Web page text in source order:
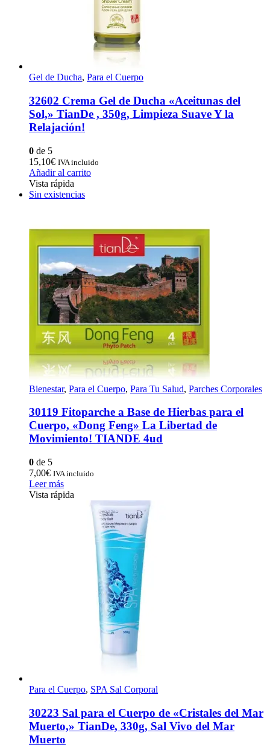
Gel de Ducha, Para el Cuerpo
32602 Crema Gel de Ducha «Aceitunas del
Sol,» TianDe , 350g, Limpieza Suave Y la
Relajación!
0 de 5
15,10€ IVA incluido
Añadir al carrito
Vista rápida
Sin existencias
Bienestar, Para el Cuerpo, Para Tu Salud, Parches Corporales
30119 Fitoparche a Base de Hierbas para el
Cuerpo, «Dong Feng» La Libertad de
Movimiento! TIANDE 4ud
0 de 5
7,00€ IVA incluido
Leer más
Vista rápida
Para el Cuerpo, SPA Sal Corporal
30223 Sal para el Cuerpo de «Cristales del Mar
Muerto,» TianDe, 330g, Sal Vivo del Mar
Muerto